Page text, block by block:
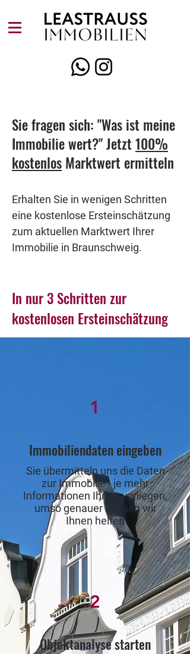
Sie fragen sich: "Was ist meine
Immobilie wert?" Jetzt 100%
kostenlos Marktwert ermitteln
Erhalten Sie in wenigen Schritten
eine kostenlose Ersteinschätzung
zum aktuellen Marktwert Ihrer
Immobilie in Braunschweig.
In nur 3 Schritten zur
kostenlosen Ersteinschätzung
1
Immobiliendaten eingeben
Sie übermitteln uns die Daten
zur Immobilie - je mehr
Informationen Ihnen vorliegen,
umso genauer können wir
Ihnen helfen
2
Objektanalyse starten